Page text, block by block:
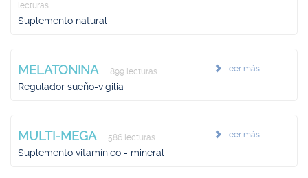
lecturas
Suplemento natural
Leer más
MELATONINA 899 lecturas
Regulador sueño-vigilia
Leer más
MULTI-MEGA 586 lecturas
Suplemento vitamínico - mineral